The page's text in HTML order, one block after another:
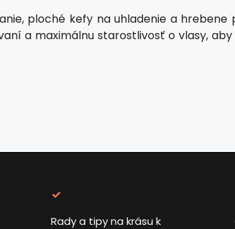
ploché kefy na uhladenie a hrebene
a maximálnu starostlivosť o vlasy,
Rady a tipy na krásu k